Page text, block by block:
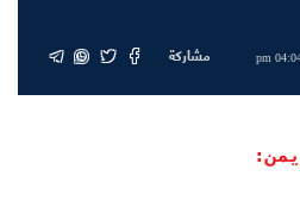
مشاركة